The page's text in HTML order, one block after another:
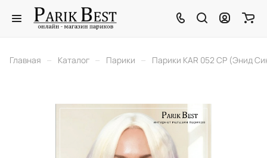
Главная – Каталог – Парики – Парики KAR 052 CP (Энид